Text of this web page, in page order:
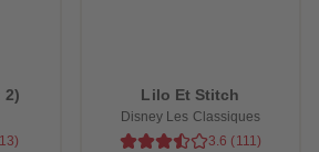
2)
13)
Lilo Et Stitch
Disney Les Classiques
3.6 (111)